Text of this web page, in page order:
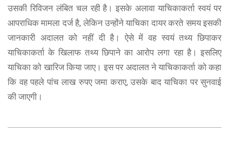
उसकी रिविजन लंबित चल रही है। इसके अलावा याचिकाकर्ता स्वयं पर
आपराधिक मामला दर्ज है, लेकिन उन्होंने याचिका दायर करते समय इसकी
जानकारी अदालत को नहीं दी है। ऐसे में वह स्वयं तथ्य छिपाकर
याचिकाकर्ता के खिलाफ तथ्य छिपाने का आरोप लगा रहा है। इसलिए
याचिका को खारिज किया जाए। इस पर अदालत ने याचिकाकर्ता को कहा
कि वह पहले पांच लाख रुपए जमा कराए, उसके बाद याचिका पर सुनवाई
की जाएगी।